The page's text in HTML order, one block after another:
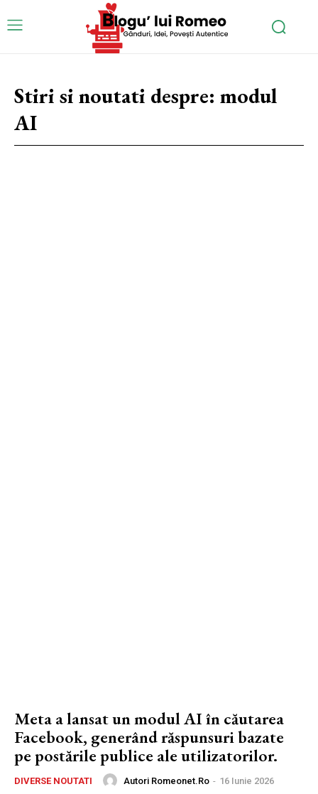
Stiri si noutati despre: modul
AI
Meta a lansat un modul AI în căutarea
Facebook, generând răspunsuri bazate
pe postările publice ale utilizatorilor.
DIVERSE NOUTATI Autori Romeonet.ro - 16 Iunie 2026